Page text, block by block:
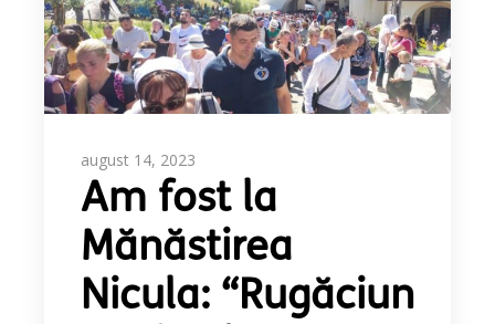
august 14, 2023
Am fost la
Mănăstirea
Nicula: “Rugăciun